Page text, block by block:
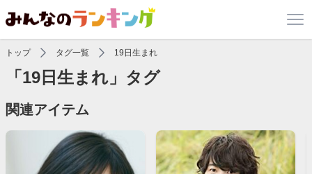
トップ タグ一覧 19日生まれ
「19日生まれ」タグ
関連アイテム